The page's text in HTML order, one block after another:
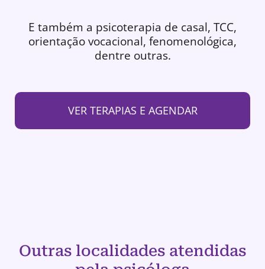
E também a psicoterapia de casal, TCC,
orientação vocacional, fenomenológica,
dentre outras.
VER TERAPIAS E AGENDAR
Outras localidades atendidas